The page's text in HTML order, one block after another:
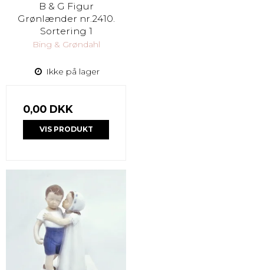
B & G Figur
Grønlænder nr.2410.
Sortering 1
Bing & Grøndahl
Ikke på lager
0,00 DKK
VIS PRODUKT